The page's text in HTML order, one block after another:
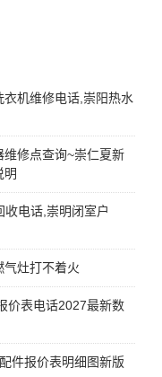
机维修电话,崇阳热水
修点查询~崇仁夏新
明
电话,崇明闭室户
气灶打不着火
价表电话2027最新数
件报价表明细图新版